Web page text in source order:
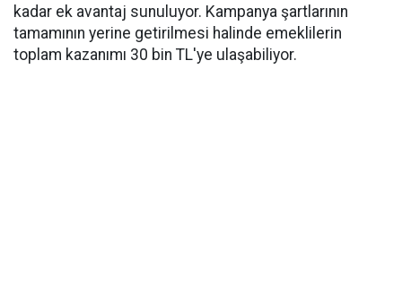
kadar ek avantaj sunuluyor. Kampanya şartlarının
tamamının yerine getirilmesi halinde emeklilerin
toplam kazanımı 30 bin TL'ye ulaşabiliyor.